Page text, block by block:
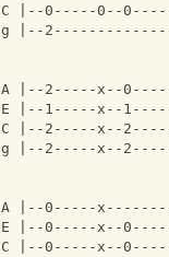
C |--0-----0--
g |--
A |--2-----x--
E |--1-----x--
C |--2-----x--
g |--2-----x--
A |--0-----
E |--0-----x--
C |--0-----x--